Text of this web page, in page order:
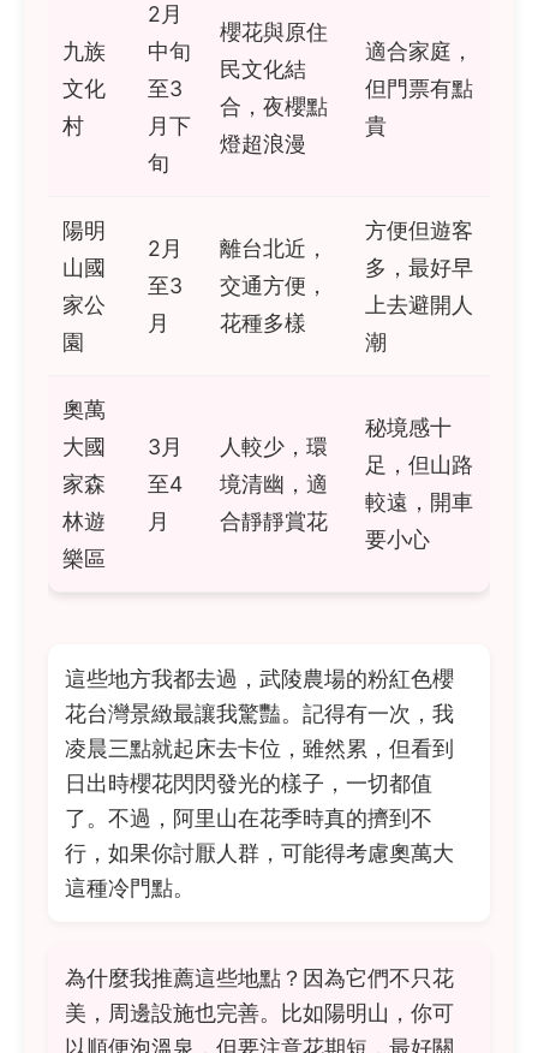
九族
文化
村
2月
中旬
至3
月下
旬
櫻花與原住
民文化結
合，夜櫻點
燈超浪漫
適合家庭，
但門票有點
貴
陽明
山國
家公
園
2月
至3
月
離台北近，
交通方便，
花種多樣
方便但遊客
多，最好早
上去避開人
潮
奧萬
大國
家森
林遊
樂區
3月
至4
月
人較少，環
境清幽，適
合靜靜賞花
秘境感十
足，但山路
較遠，開車
要小心
這些地方我都去過，武陵農場的粉紅色櫻
花台灣景緻最讓我驚豔。記得有一次，我
凌晨三點就起床去卡位，雖然累，但看到
日出時櫻花閃閃發光的樣子，一切都值
了。不過，阿里山在花季時真的擠到不
行，如果你討厭人群，可能得考慮奧萬大
這種冷門點。
為什麼我推薦這些地點？因為它們不只花
美，周邊設施也完善。比如陽明山，你可